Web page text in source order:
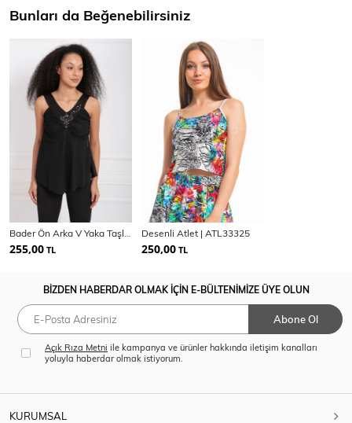
Bunları da Beğenebilirsiniz
255,00 TL
Desenli Atlet | ATL33325
250,00 TL
BİZDEN HABERDAR OLMAK İÇİN E-BÜLTENİMİZE ÜYE OLUN
Abone Ol
Açık Rıza Metni ile kampanya ve ürünler hakkında iletişim kanalları
yoluyla haberdar olmak istiyorum.
KURUMSAL